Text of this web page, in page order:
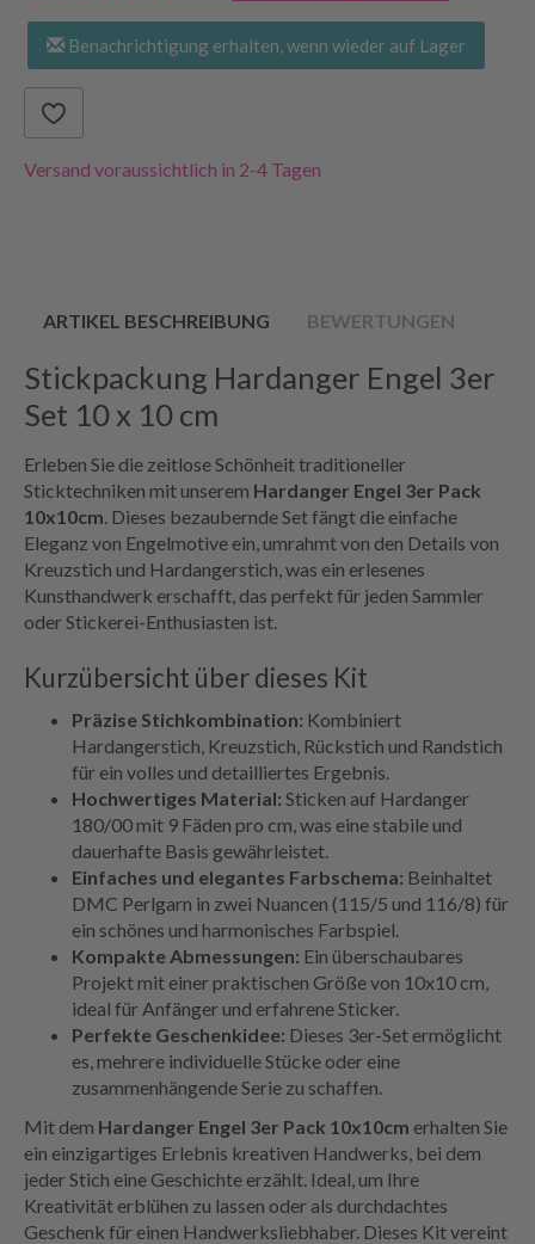
Benachrichtigung erhalten, wenn wieder auf Lager
Versand voraussichtlich in 2-4 Tagen
ARTIKEL BESCHREIBUNG BEWERTUNGEN
Stickpackung Hardanger Engel 3er
Set 10 x 10 cm
Erleben Sie die zeitlose Schönheit traditioneller
Sticktechniken mit unserem Hardanger Engel 3er Pack
10x10cm . Dieses bezaubernde Set fängt die einfache
Eleganz von Engelmotive ein, umrahmt von den Details von
Kreuzstich und Hardangerstich, was ein erlesenes
Kunsthandwerk erschafft, das perfekt für jeden Sammler
oder Stickerei-Enthusiasten ist.
Kurzübersicht über dieses Kit
Präzise Stichkombination: Kombiniert
Hardangerstich, Kreuzstich, Rückstich und Randstich
für ein volles und detailliertes Ergebnis.
Hochwertiges Material: Sticken auf Hardanger
180/00 mit 9 Fäden pro cm, was eine stabile und
dauerhafte Basis gewährleistet.
Einfaches und elegantes Farbschema: Beinhaltet
DMC Perlgarn in zwei Nuancen (115/5 und 116/8) für
ein schönes und harmonisches Farbspiel.
Kompakte Abmessungen: Ein überschaubares
Projekt mit einer praktischen Größe von 10x10 cm,
ideal für Anfänger und erfahrene Sticker.
Perfekte Geschenkidee: Dieses 3er-Set ermöglicht
es, mehrere individuelle Stücke oder eine
zusammenhängende Serie zu schaffen.
Mit dem Hardanger Engel 3er Pack 10x10cm erhalten Sie
ein einzigartiges Erlebnis kreativen Handwerks, bei dem
jeder Stich eine Geschichte erzählt. Ideal, um Ihre
Kreativität erblühen zu lassen oder als durchdachtes
Geschenk für einen Handwerksliebhaber. Dieses Kit vereint